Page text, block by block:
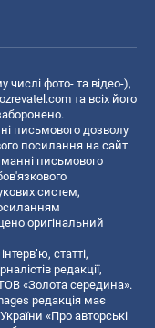
числі фото- та відео-),
та всіх його
письмового дозволу
посилання на сайт
письмового
систем,
оригінальний
статті,
редакції,
«Золота середина».
редакція має
«Про авторські